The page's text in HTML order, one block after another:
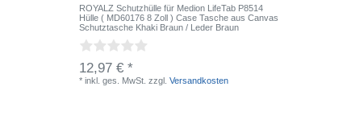
ROYALZ Schutzhülle für Medion LifeTab P8514
Hülle ( MD60176 8 Zoll ) Case Tasche aus Canvas
Schutztasche Khaki Braun / Leder Braun
12,97 € *
*inkl. ges. MwSt. zzgl.Versandkosten